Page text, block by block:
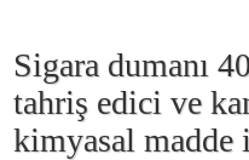
Sigara dumanı
tahriş edici ve
kimyasal madde